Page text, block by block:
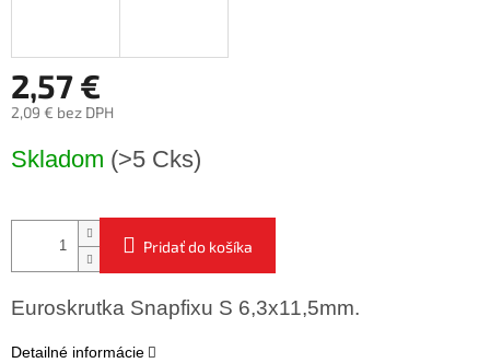
2,57 €
2,09 € bez DPH
cena:
Skladom (>5 Cks)
Pridať do košíka
Euroskrutka Snapfixu S 6,3x11,5mm.
Detailné informácie